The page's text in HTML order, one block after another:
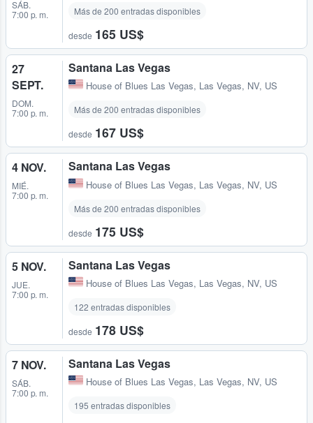
SÁB.
7:00 p. m.
Más de 200 entradas disponibles
desde 165 US$
27
SEPT.
DOM.
7:00 p. m.
Santana Las Vegas
House of Blues Las Vegas, Las Vegas, NV, US
Más de 200 entradas disponibles
desde 167 US$
4 NOV.
MIÉ.
7:00 p. m.
Santana Las Vegas
House of Blues Las Vegas, Las Vegas, NV, US
Más de 200 entradas disponibles
desde 175 US$
5 NOV.
JUE.
7:00 p. m.
Santana Las Vegas
House of Blues Las Vegas, Las Vegas, NV, US
122 entradas disponibles
desde 178 US$
7 NOV.
SÁB.
7:00 p. m.
Santana Las Vegas
House of Blues Las Vegas, Las Vegas, NV, US
195 entradas disponibles